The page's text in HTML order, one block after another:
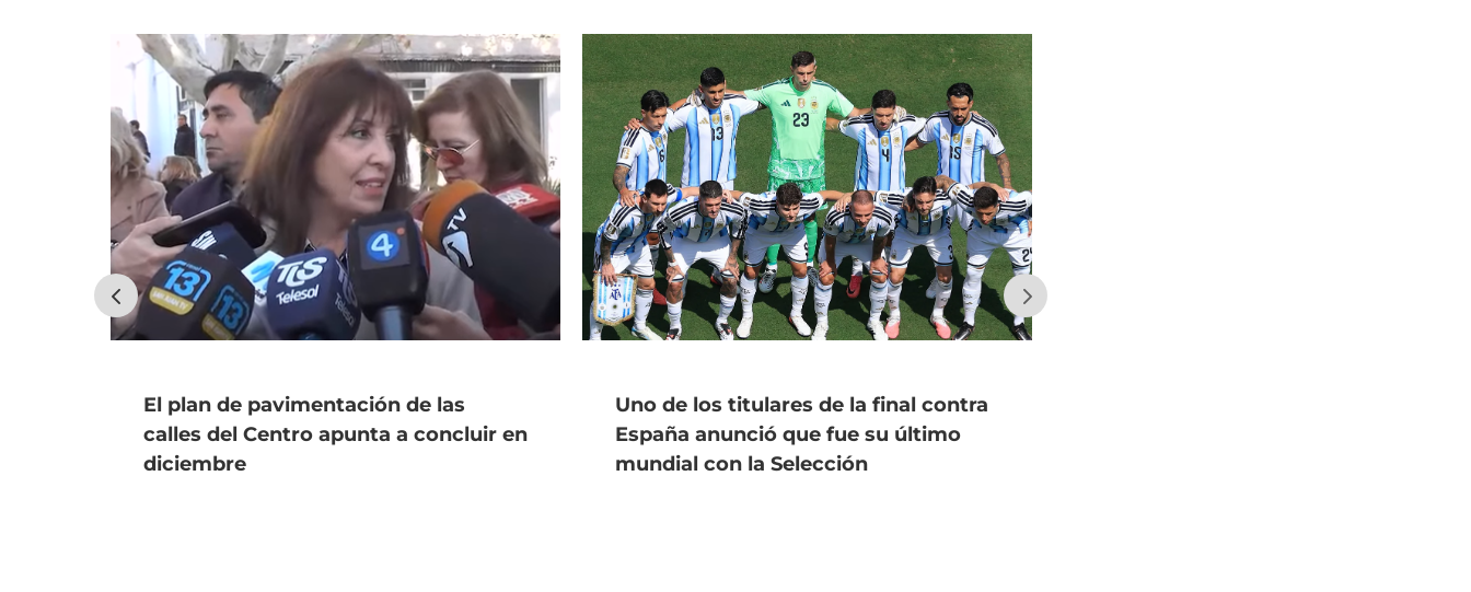
El plan de pavimentación de las
calles del Centro apunta a concluir en
diciembre
Uno de los titulares de la final contra
España anunció que fue su último
mundial con la Selección